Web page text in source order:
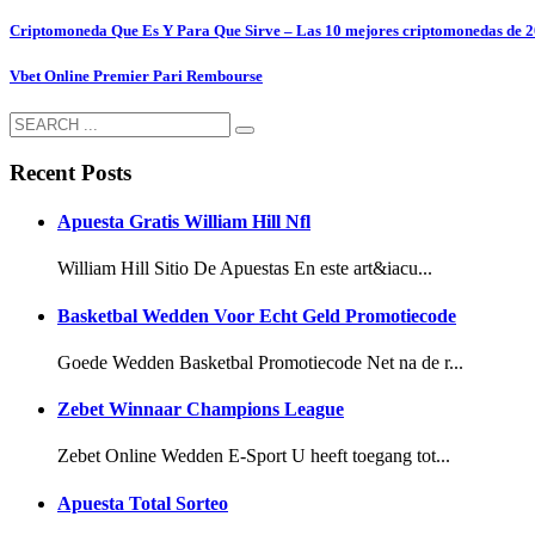
Criptomoneda Que Es Y Para Que Sirve – Las 10 mejores criptomonedas de
Vbet Online Premier Pari Rembourse
Recent Posts
Apuesta Gratis William Hill Nfl
William Hill Sitio De Apuestas En este art&iacu...
Basketbal Wedden Voor Echt Geld Promotiecode
Goede Wedden Basketbal Promotiecode Net na de r...
Zebet Winnaar Champions League
Zebet Online Wedden E-Sport U heeft toegang tot...
Apuesta Total Sorteo